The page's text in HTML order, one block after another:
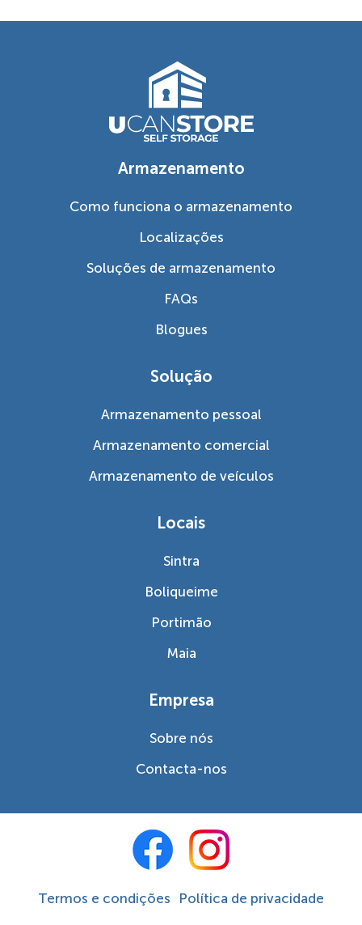
Armazenamento
Como funciona o armazenamento
Localizações
Soluções de armazenamento
FAQs
Blogues
Solução
Armazenamento pessoal
Armazenamento comercial
Armazenamento de veículos
Locais
Sintra
Boliqueime
Portimão
Maia
Empresa
Sobre nós
Contacta-nos
Termos e condições Política de privacidade